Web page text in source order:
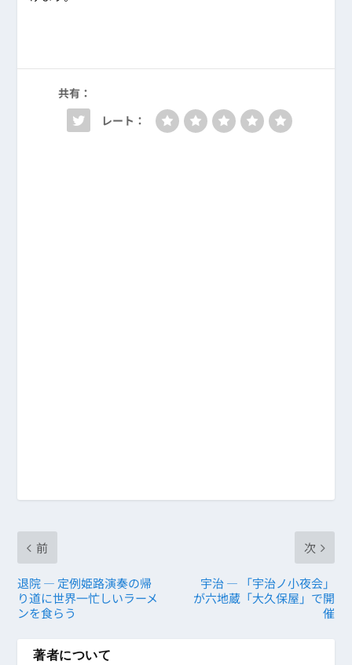
共有：
レート：
前
退院 ― 定例姫路演奏の帰
り道に世界一忙しいラーメ
ンを食らう
次
宇治 ― 「宇治ノ小夜会」
が六地蔵「大久保屋」で開
催
著者について